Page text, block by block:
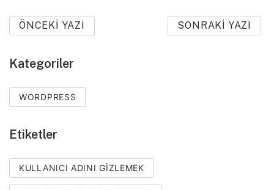
ÖNCEKI YAZI SONRAKI YAZI
Kategoriler
WORDPRESS
Etiketler
KULLANICI ADINI GIZLEMEK